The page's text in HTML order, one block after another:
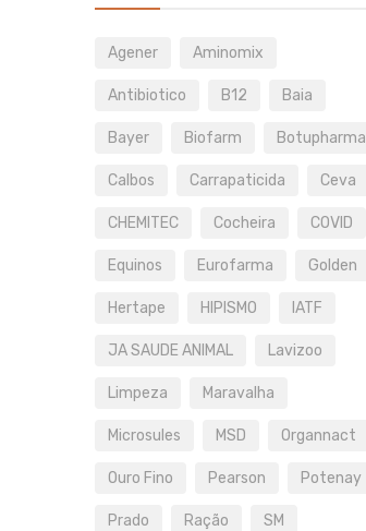
Agener Aminomix
Antibiotico B12 Baia
Bayer Biofarm Botupharma
Calbos Carrapaticida Ceva
CHEMITEC Cocheira COVID
Equinos Eurofarma Golden
Hertape HIPISMO IATF
JA SAUDE ANIMAL Lavizoo
Limpeza Maravalha
Microsules MSD Organnact
Ouro Fino Pearson Potenay
Prado Ração SM